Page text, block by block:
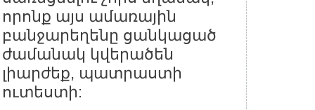
որոնք այս ամառային
բանջարեղենը ցանկացած
ժամանակ կվերածեն
լիարժեք, պատրաստի
ուտեստի: